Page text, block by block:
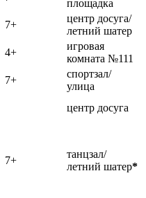
площадка
7+
центр досуга/
летний шатер
4+
игровая
комната №111
7+
спортзал/
улица
центр досуга
7+
танцзал/
летний шатер*